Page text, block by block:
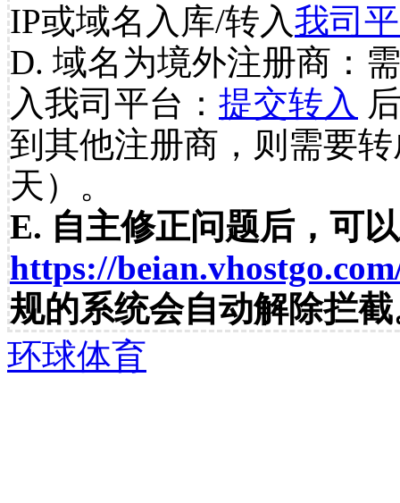
IP或域名入库/转入我司
D. 域名为境外注册商：
入我司平台： 提交转入
到其他注册商，则需要
天）。
E. 自主修正问题后，可
https://
规的系统会自动解除拦
环球体育